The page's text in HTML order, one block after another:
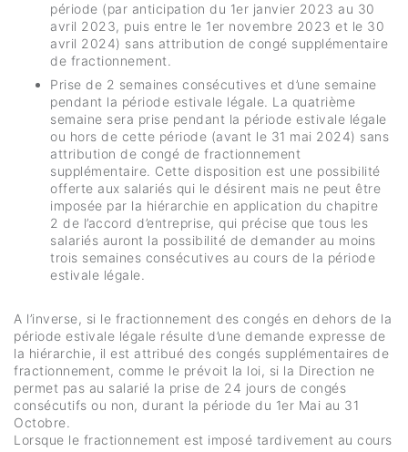
période (par anticipation du 1er janvier 2023 au 30
avril 2023, puis entre le 1er novembre 2023 et le 30
avril 2024) sans attribution de congé supplémentaire
de fractionnement.
Prise de 2 semaines consécutives et d’une semaine
pendant la période estivale légale. La quatrième
semaine sera prise pendant la période estivale légale
ou hors de cette période (avant le 31 mai 2024) sans
attribution de congé de fractionnement
supplémentaire. Cette disposition est une possibilité
offerte aux salariés qui le désirent mais ne peut être
imposée par la hiérarchie en application du chapitre
2 de l’accord d’entreprise, qui précise que tous les
salariés auront la possibilité de demander au moins
trois semaines consécutives au cours de la période
estivale légale.
A l’inverse, si le fractionnement des congés en dehors de la
période estivale légale résulte d’une demande expresse de
la hiérarchie, il est attribué des congés supplémentaires de
fractionnement, comme le prévoit la loi, si la Direction ne
permet pas au salarié la prise de 24 jours de congés
consécutifs ou non, durant la période du 1er Mai au 31
Octobre.
Lorsque le fractionnement est imposé tardivement au cours